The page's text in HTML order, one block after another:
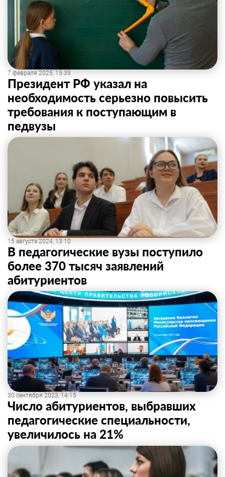
7 февраля 2025, 15:39
Президент РФ указал на
необходимость серьезно повысить
требования к поступающим в
педвузы
15 августа 2024, 13:10
В педагогические вузы поступило
более 370 тысяч заявлений
абитуриентов
30 сентября 2023, 14:15
Число абитуриентов, выбравших
педагогические специальности,
увеличилось на 21%